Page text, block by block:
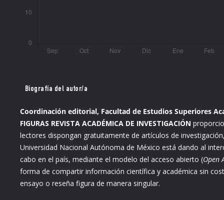
Biografía del autor/a
Coordinación editorial, Facultad de Estudios Superiores
FIGURAS REVISTA ACADÉMICA DE INVESTIGACIÓN
lectores dispongan gratuitamente de artículos de
Universidad Nacional Autónoma de México está dando al
cabo en el país, mediante el modelo del acceso abierto (Open
forma de compartir información científica y académica sin
ensayo o reseña figura de manera singular.